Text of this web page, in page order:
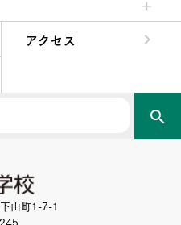
アクセス
search
山町1-7-1